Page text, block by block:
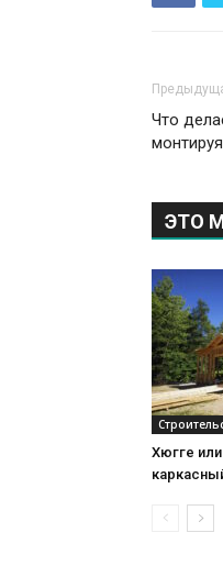
Что
ЭТО
Хюгге